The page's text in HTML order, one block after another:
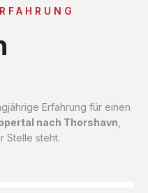
Erfahrung für einen
nach Thorshavn
Stelle steht.